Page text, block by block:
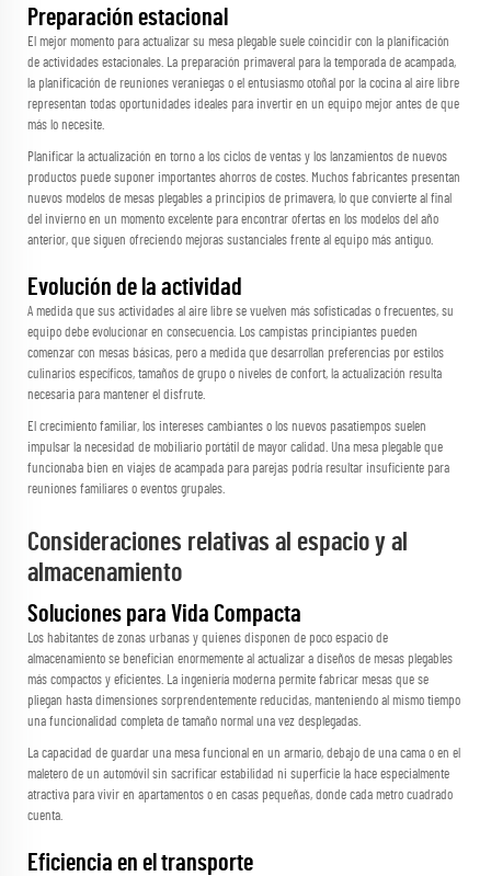
Preparación estacional
El mejor momento para actualizar su mesa plegable suele coincidir con la planificación
de actividades estacionales. La preparación primaveral para la temporada de acampada,
la planificación de reuniones veraniegas o el entusiasmo otoñal por la cocina al aire libre
representan todas oportunidades ideales para invertir en un equipo mejor antes de que
más lo necesite.
Planificar la actualización en torno a los ciclos de ventas y los lanzamientos de nuevos
productos puede suponer importantes ahorros de costes. Muchos fabricantes presentan
nuevos modelos de mesas plegables a principios de primavera, lo que convierte al final
del invierno en un momento excelente para encontrar ofertas en los modelos del año
anterior, que siguen ofreciendo mejoras sustanciales frente al equipo más antiguo.
Evolución de la actividad
A medida que sus actividades al aire libre se vuelven más sofisticadas o frecuentes, su
equipo debe evolucionar en consecuencia. Los campistas principiantes pueden
comenzar con mesas básicas, pero a medida que desarrollan preferencias por estilos
culinarios específicos, tamaños de grupo o niveles de confort, la actualización resulta
necesaria para mantener el disfrute.
El crecimiento familiar, los intereses cambiantes o los nuevos pasatiempos suelen
impulsar la necesidad de mobiliario portátil de mayor calidad. Una mesa plegable que
funcionaba bien en viajes de acampada para parejas podría resultar insuficiente para
reuniones familiares o eventos grupales.
Consideraciones relativas al espacio y al
almacenamiento
Soluciones para Vida Compacta
Los habitantes de zonas urbanas y quienes disponen de poco espacio de
almacenamiento se benefician enormemente al actualizar a diseños de mesas plegables
más compactos y eficientes. La ingeniería moderna permite fabricar mesas que se
pliegan hasta dimensiones sorprendentemente reducidas, manteniendo al mismo tiempo
una funcionalidad completa de tamaño normal una vez desplegadas.
La capacidad de guardar una mesa funcional en un armario, debajo de una cama o en el
maletero de un automóvil sin sacrificar estabilidad ni superficie la hace especialmente
atractiva para vivir en apartamentos o en casas pequeñas, donde cada metro cuadrado
cuenta.
Eficiencia en el transporte